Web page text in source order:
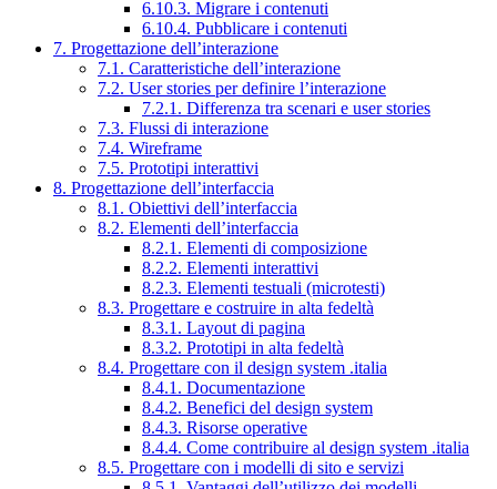
6.10.3. Migrare i contenuti
6.10.4. Pubblicare i contenuti
7. Progettazione dell’interazione
7.1. Caratteristiche dell’interazione
7.2. User stories per definire l’interazione
7.2.1. Differenza tra scenari e user stories
7.3. Flussi di interazione
7.4. Wireframe
7.5. Prototipi interattivi
8. Progettazione dell’interfaccia
8.1. Obiettivi dell’interfaccia
8.2. Elementi dell’interfaccia
8.2.1. Elementi di composizione
8.2.2. Elementi interattivi
8.2.3. Elementi testuali (microtesti)
8.3. Progettare e costruire in alta fedeltà
8.3.1. Layout di pagina
8.3.2. Prototipi in alta fedeltà
8.4. Progettare con il design system .italia
8.4.1. Documentazione
8.4.2. Benefici del design system
8.4.3. Risorse operative
8.4.4. Come contribuire al design system .italia
8.5. Progettare con i modelli di sito e servizi